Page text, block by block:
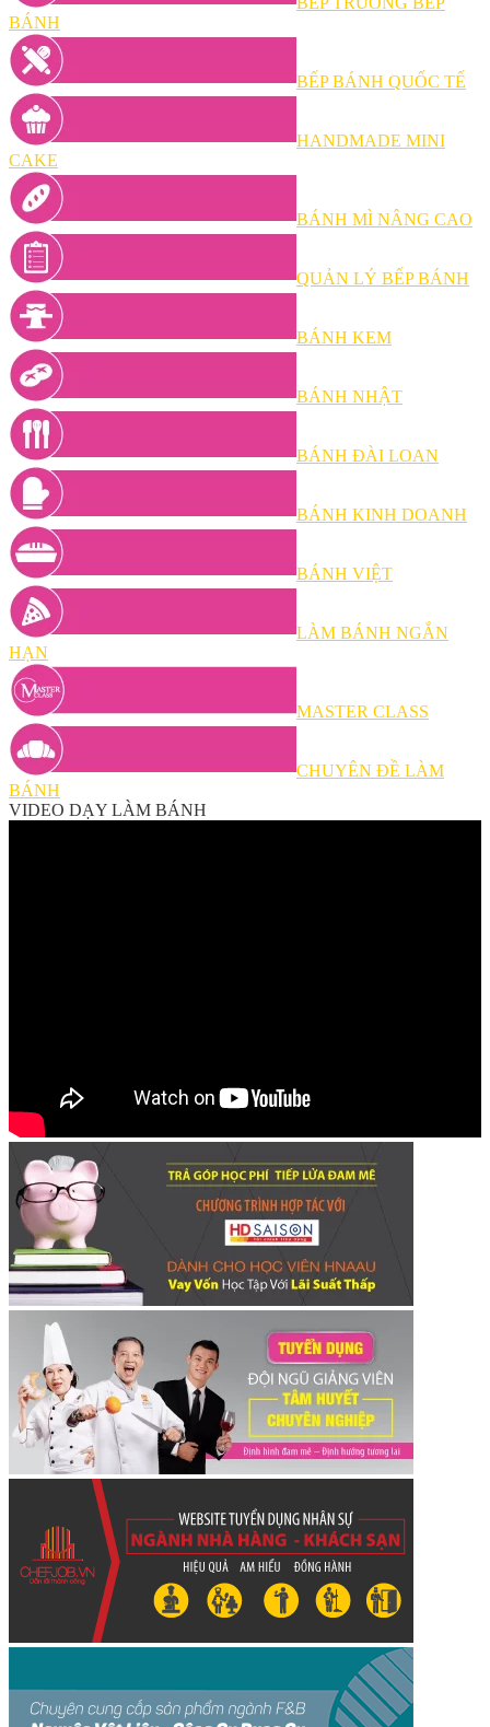
BÁNH
BẾP BÁNH QUỐC TẾ
HANDMADE MINI
CAKE
BÁNH MÌ NÂNG CAO
QUẢN LÝ BẾP BÁNH
BÁNH KEM
BÁNH NHẬT
BÁNH ĐÀI LOAN
BÁNH KINH DOANH
BÁNH VIỆT
LÀM BÁNH NGẮN
HẠN
MASTER CLASS
CHUYÊN ĐỀ LÀM
BÁNH
VIDEO DẠY LÀM BÁNH